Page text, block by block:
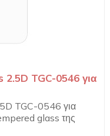
TGC-0546 για
TGC-0546 για
glass της